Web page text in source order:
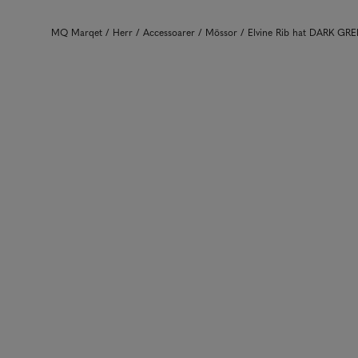
MQ Marqet Herr Accessoarer Mössor Elvine Rib hat DARK